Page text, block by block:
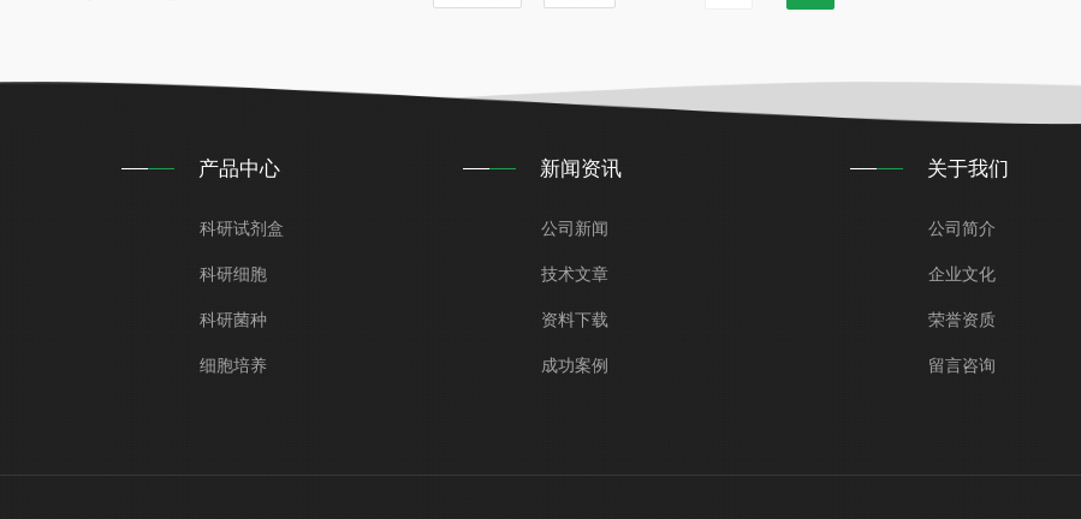
产品中心
科研试剂盒
科研细胞
科研菌种
细胞培养
新闻资讯
公司新闻
技术文章
资料下载
成功案例
关于我们
公司简介
企业文化
荣誉资质
留言咨询